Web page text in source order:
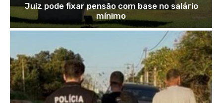
Juiz pode fixar pensão com base no salário
mínimo